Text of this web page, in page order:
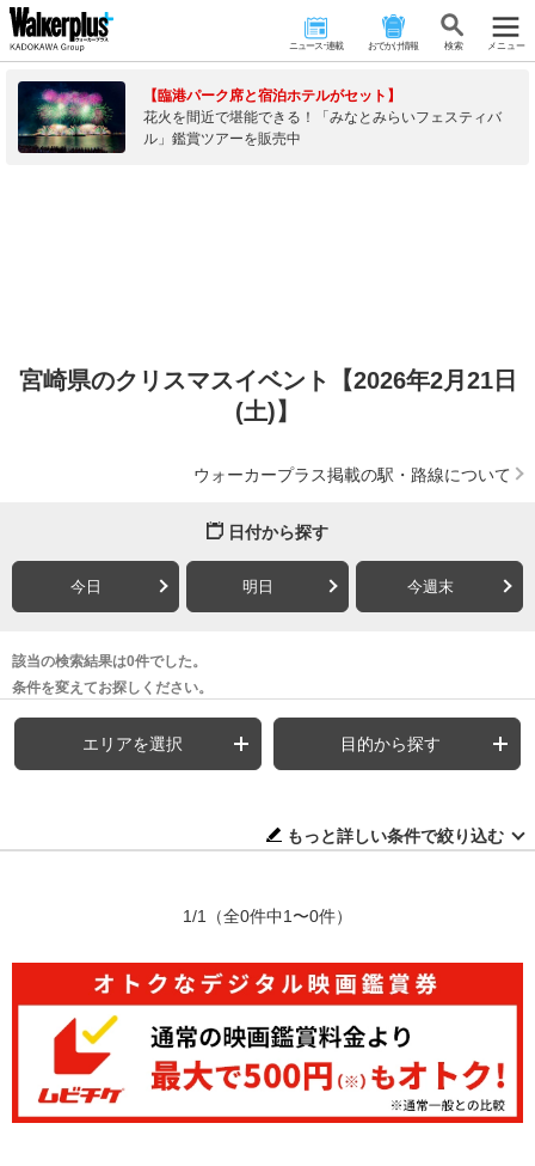
ニュース･連載 おでかけ情報 検 索 メニュー
【臨港パーク席と宿泊ホテルがセット】
花火を間近で堪能できる！「みなとみらいフェスティバ
ル」鑑賞ツアーを販売中
宮崎県のクリスマスイベント【2026年2月21日
(土)】
ウォーカープラス掲載の駅・路線について
日付から探す
今日 明日 今週末
該当の検索結果は0件でした。
条件を変えてお探しください。
エリアを選択 目的から探す
もっと詳しい条件で絞り込む
1/1 （全0件中1〜0件）